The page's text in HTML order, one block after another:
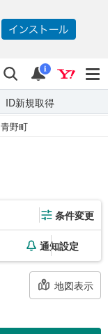
検索 通知
i
ID新規取得
青野町
条件変更
通知設定
地図表示